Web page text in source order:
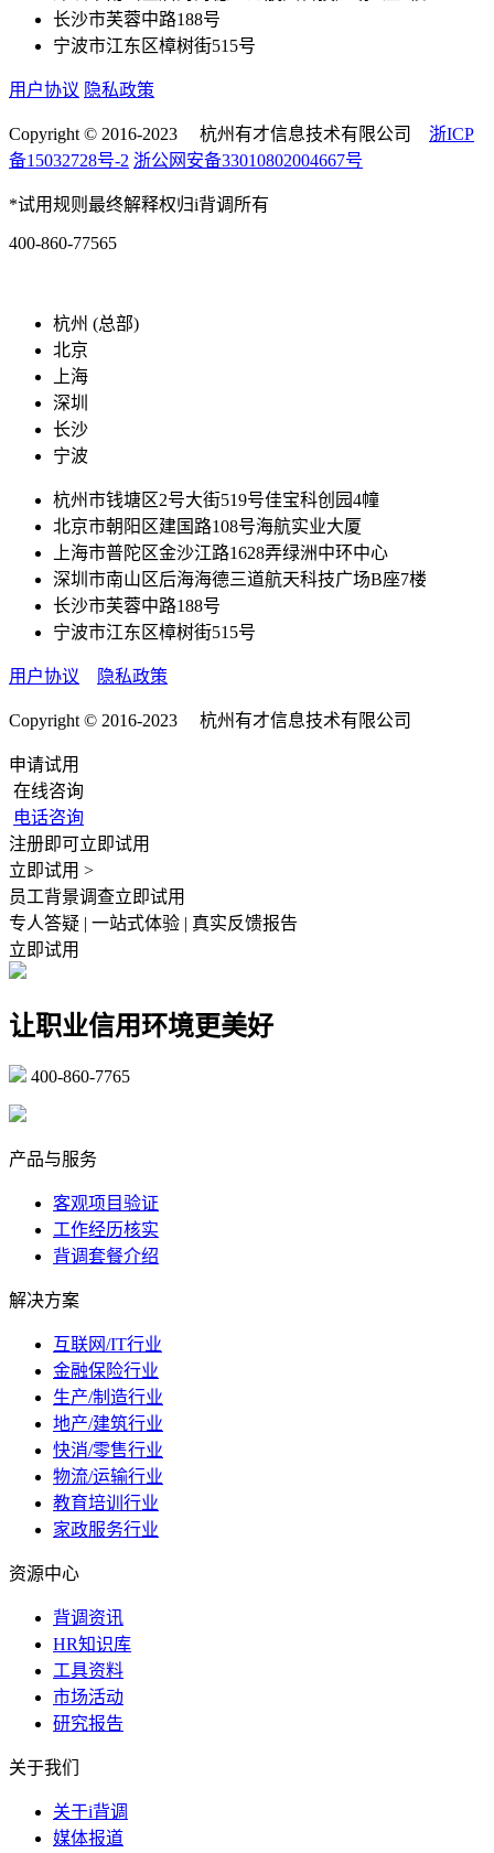
长沙市芙蓉中路188号
宁波市江东区樟树街515号
用户协议 隐私政策
Copyright © 2016-2023 杭州有才信息技术有限公司 浙ICP
备15032728号-2 浙公网安备33010802004667号
*试用规则最终解释权归i背调所有
400-860-77565
杭州 (总部)
北京
上海
深圳
长沙
宁波
杭州市钱塘区2号大街519号佳宝科创园4幢
北京市朝阳区建国路108号海航实业大厦
上海市普陀区金沙江路1628弄绿洲中环中心
深圳市南山区后海海德三道航天科技广场B座7楼
长沙市芙蓉中路188号
宁波市江东区樟树街515号
用户协议 隐私政策
Copyright © 2016-2023 杭州有才信息技术有限公司
申请试用
在线咨询
电话咨询
注册即可立即试用
立即试用 >
员工背景调查立即试用
专人答疑 | 一站式体验 | 真实反馈报告
立即试用
让职业信用环境更美好
400-860-7765
产品与服务
客观项目验证
工作经历核实
背调套餐介绍
解决方案
互联网/IT行业
金融保险行业
生产/制造行业
地产/建筑行业
快消/零售行业
物流/运输行业
教育培训行业
家政服务行业
资源中心
背调资讯
HR知识库
工具资料
市场活动
研究报告
关于我们
关于i背调
媒体报道